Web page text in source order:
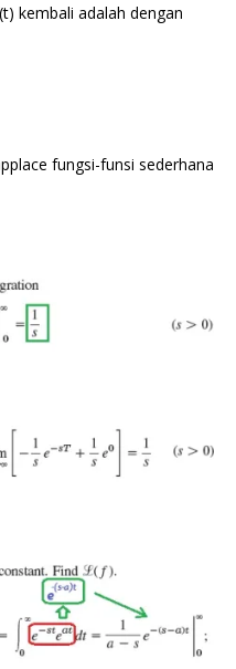
kembali adalah dengan
fungsi-funsi sederhana